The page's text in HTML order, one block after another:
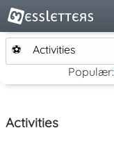
⚽
Activities
Populær:
Activities